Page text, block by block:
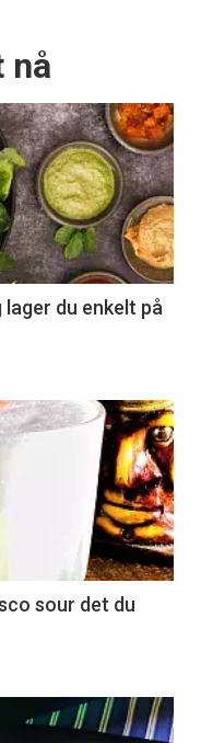
nå
du enkelt på
sour det du